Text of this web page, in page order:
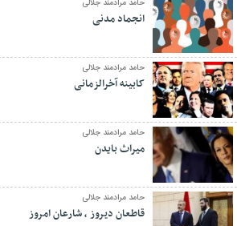
حامد مرادمند جلالی
انجماد مدنی
حامد مرادمند جلالی
کابینه آخرالزمانی
حامد مرادمند جلالی
میراث بایدن
حامد مرادمند جلالی
قاطعان دیروز ، شارعان امروز